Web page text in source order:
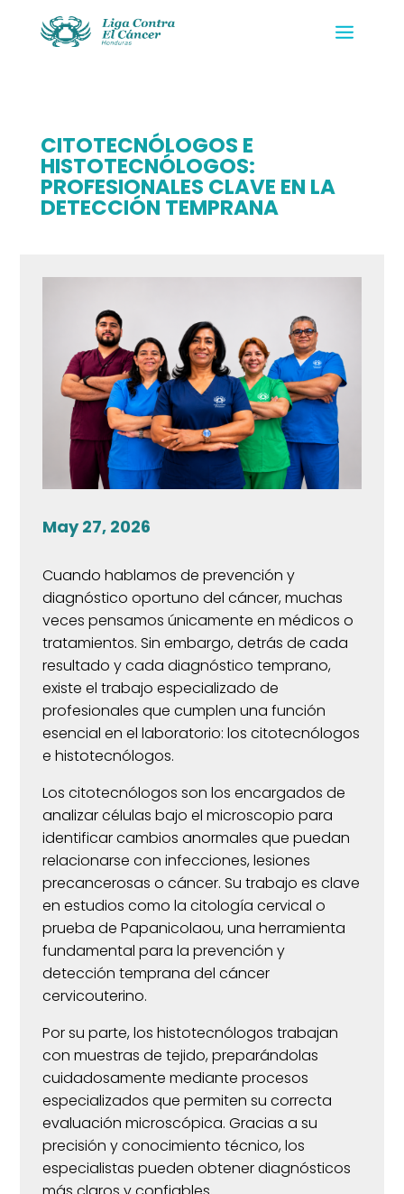
CITOTECNÓLOGOS E
HISTOTECNÓLOGOS:
PROFESIONALES CLAVE EN LA
DETECCIÓN TEMPRANA
May 27, 2026
Cuando hablamos de prevención y
diagnóstico oportuno del cáncer, muchas
veces pensamos únicamente en médicos o
tratamientos. Sin embargo, detrás de cada
resultado y cada diagnóstico temprano,
existe el trabajo especializado de
profesionales que cumplen una función
esencial en el laboratorio: los citotecnólogos
e histotecnólogos.
Los citotecnólogos son los encargados de
analizar células bajo el microscopio para
identificar cambios anormales que puedan
relacionarse con infecciones, lesiones
precancerosas o cáncer. Su trabajo es clave
en estudios como la citología cervical o
prueba de Papanicolaou, una herramienta
fundamental para la prevención y
detección temprana del cáncer
cervicouterino.
Por su parte, los histotecnólogos trabajan
con muestras de tejido, preparándolas
cuidadosamente mediante procesos
especializados que permiten su correcta
evaluación microscópica. Gracias a su
precisión y conocimiento técnico, los
especialistas pueden obtener diagnósticos